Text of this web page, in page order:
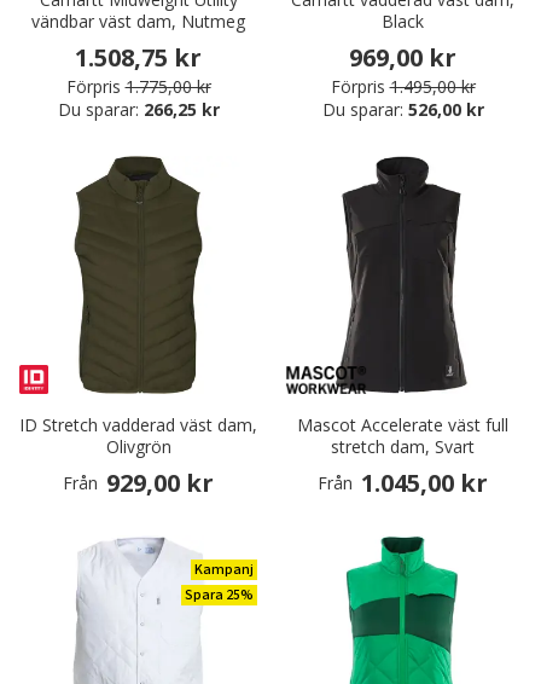
vändbar väst dam, Nutmeg
1.508,75 kr
Förpris 1.775,00 kr
Du sparar: 266,25 kr
Black
969,00 kr
Förpris 1.495,00 kr
Du sparar: 526,00 kr
ID Stretch vadderad väst dam,
Olivgrön
Från 929,00 kr
Mascot Accelerate väst full
stretch dam, Svart
Från 1.045,00 kr
Kampanj
Spara 25%